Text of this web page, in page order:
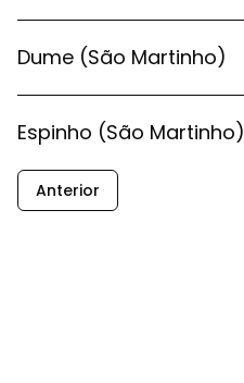
Dume (São Martinho)
Espinho (São Martinho)
Anterior